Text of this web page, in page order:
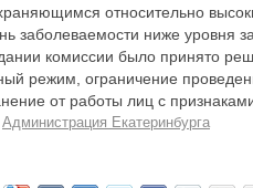
относительно
заболеваемости ниже уровня
комиссии было принято
режим, ограничение
от работы лиц с
Администрация Екатеринбурга